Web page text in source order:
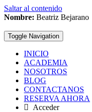
Saltar al contenido
Nombre: Beatriz Bejarano
Toggle Navigation
INICIO
ACADEMIA
NOSOTROS
BLOG
CONTACTANOS
RESERVA AHORA
Acceder